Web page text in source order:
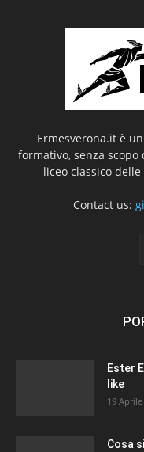
Ermesverona.it è
formativo, senza
liceo classico delle
Contact us:
Ester
like
19
Cosa